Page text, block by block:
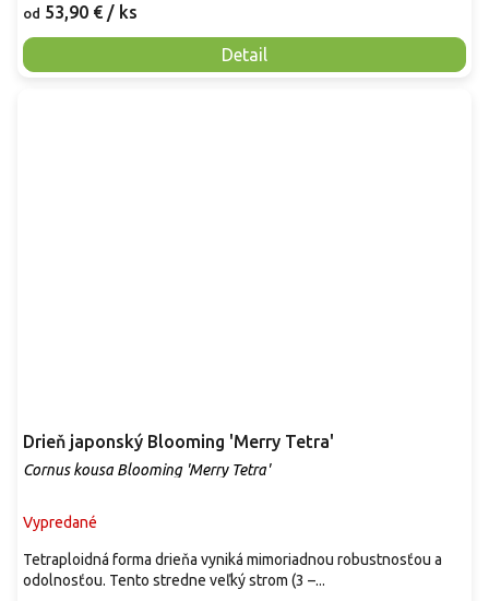
od 53,90 € / ks
Detail
Drieň japonský Blooming 'Merry Tetra'
Cornus kousa Blooming 'Merry Tetra'
Vypredané
Tetraploidná forma drieňa vyniká mimoriadnou robustnosťou a
odolnosťou. Tento stredne veľký strom (3 –...